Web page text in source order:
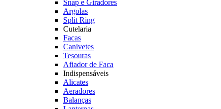
Snap e Giradores
Argolas
Split Ring
Cutelaria
Facas
Canivetes
Tesouras
Afiador de Faca
Indispensáveis
Alicates
Aeradores
Balanças